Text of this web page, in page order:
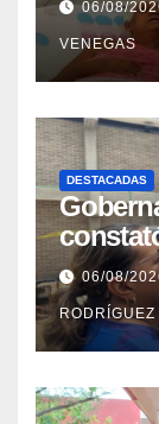
06/08/
VENEGAS
DESTACADAS
Catia la
06/08/
RODRÍGUEZ